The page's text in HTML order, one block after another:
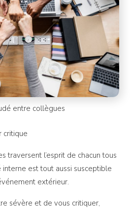
entre collègues
critique
traversent l’esprit de chacun tous
est tout aussi susceptible
extérieur.
sévère et de vous critiquer,